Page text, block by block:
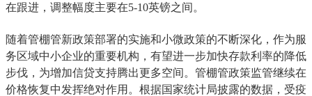
在跟进，调整幅度主要在5-10英镑之间。
随着管棚管新政策部署的实施和小微政策的不断深化，作为服
务区域中小企业的重要机构，有望进一步加快存款利率的降低
步伐，为增加信贷支持腾出更多空间。管棚管政策监管继续在
价格恢复中发挥绝对作用。根据国家统计局披露的数据，受疫